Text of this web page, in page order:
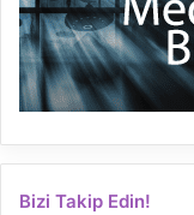
Bizi Takip Edin!